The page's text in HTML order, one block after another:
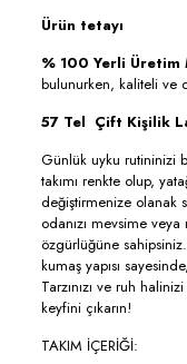
Ürün tetayı
% 100 Yerli Üretim
bulunurken, kaliteli ve
57 Tel Çift Kişilik
Günlük uyku rutininizi
takımı renkte olup,
değiştirmenize olanak
odanızı mevsime
özgürlüğüne
kumaş yapısı
Tarzınızı ve ruh
keyfini çıkarın!
TAKIM İÇERİĞİ: